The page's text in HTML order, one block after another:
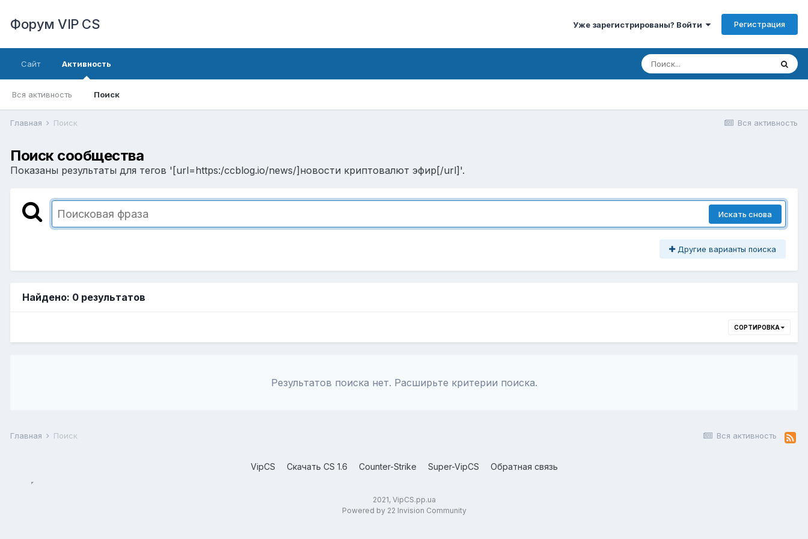
Форум VIP CS Уже зарегистрированы? Войти Регистрация
Сайт Активность
Вся активность Поиск
Вся активность
Главная Поиск
Поиск сообщества
Показаны результаты для тегов '[url=https:/ccblog.io/news/]новости криптовалют эфир[/url]'.
Искать снова
Другие варианты поиска
Найдено: 0 результатов
СОРТИРОВКА
Результатов поиска нет. Расширьте критерии поиска.
Вся активность
Главная Поиск
VipCS Скачать CS 1.6 Counter-Strike Super-VipCS Обратная связь
2021, VipCS.pp.ua
Powered by 22 Invision Community